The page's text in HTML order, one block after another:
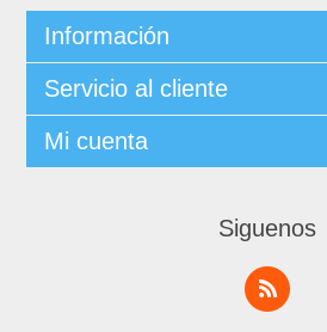
Información
Servicio al cliente
Mi cuenta
Siguenos